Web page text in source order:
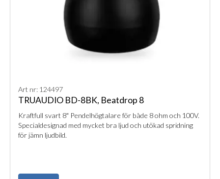
Art nr: 124497
TRUAUDIO BD-8BK, Beatdrop 8
Kraftfull svart 8" Pendelhögtalare för både 8 ohm och 100V.
Specialdesignad med mycket bra ljud och utökad spridning
för jämn ljudbild.